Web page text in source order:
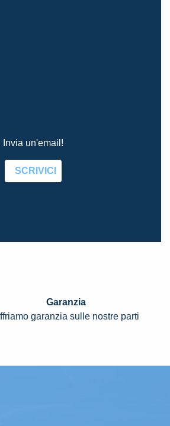
Invia un'email!
SCRIVICI
Garanzia
garanzia sulle nostre parti